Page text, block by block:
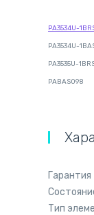
PA3534U-
PA3534U-
PA3535U-
PABAS098
Гарантия
Тип